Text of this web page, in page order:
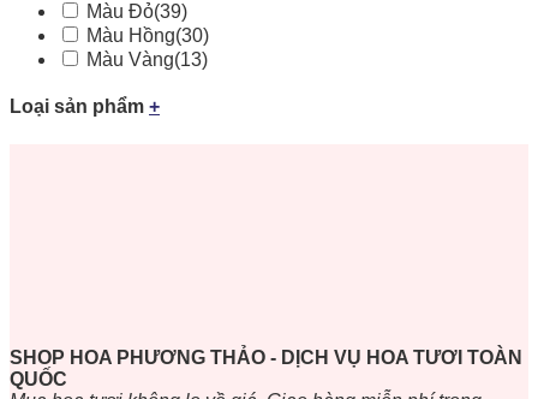
Màu Đỏ(39)
Màu Hồng(30)
Màu Vàng(13)
Loại sản phẩm +
SHOP HOA PHƯƠNG THẢO - DỊCH VỤ HOA TƯƠI TOÀN
QUỐC